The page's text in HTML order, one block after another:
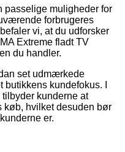
passelige muligheder for
forbrugeres
vi, at du udforsker
Extreme fladt TV
du handler.
set udmærkede
kundefokus. I
kunderne at
køb, hvilket desuden bør
er.